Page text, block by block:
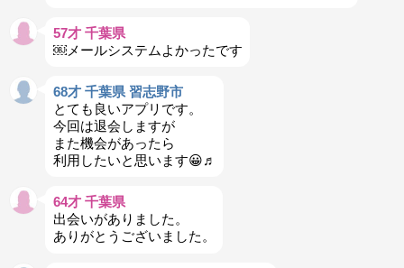
57才 千葉県
￼メールシステムよかったです
68才 千葉県 習志野市
とても良いアプリです。
今回は退会しますが
また機会があったら
利用したいと思います😀♬
64才 千葉県
出会いがありました。
ありがとうございました。